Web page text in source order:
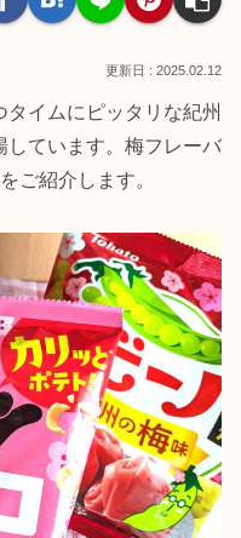
2025.02.12
イムにピッタリな紀州
しています。梅フレーバ
ご紹介します。